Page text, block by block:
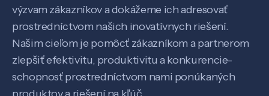
SK EN
výzvam zákazníkov a dokážeme ich adresovať
prostredníctvom našich inovatívnych riešení.
Našim cieľom je pomôcť zákazníkom a partnerom
zlepšiť efektivitu, produktivitu a konkurencie-
schopnosť prostredníctvom nami ponúkaných